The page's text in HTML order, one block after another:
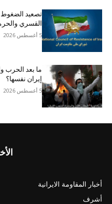
تصعيد الضغوط
القسري
5 أغسطس 2026
ما بعد الحرب
إيران نفسها؟
5 أغسطس 2026
أخبار المقاومة الايرانية
أشرف